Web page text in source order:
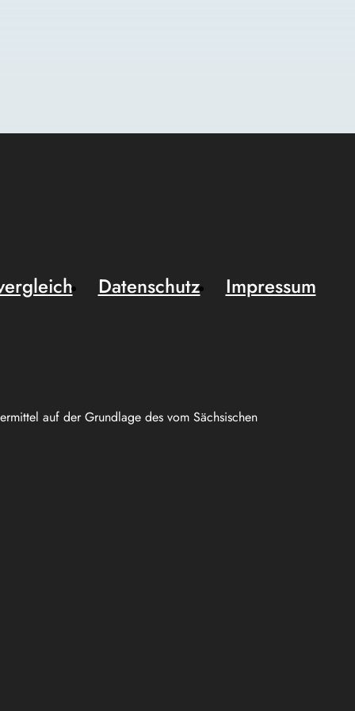
auf der Grundlage des vom Sächsischen
Datenschutz
Impressum